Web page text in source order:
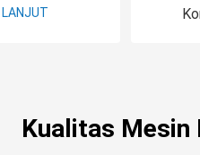
LANJUT
Kualitas Mesin